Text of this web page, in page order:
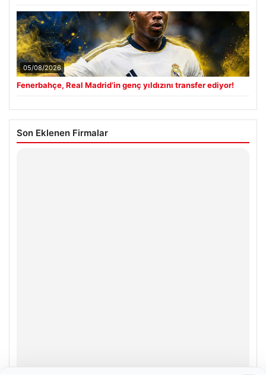
05/08/2026
Fenerbahçe, Real Madrid’in genç yıldızını transfer ediyor!
Son Eklenen Firmalar